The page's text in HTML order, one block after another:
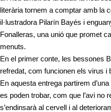
literària tornem a comptar amb la
il·lustradora Pilarín Bayés i
Fonalleras, una unió que promet
menuts.
En el primer conte, les bessones
refredat, com funcionen els virus i
En aquesta entrega partirem
es poden trobar, com que l’avi no
s’endinsarà al cervell i al